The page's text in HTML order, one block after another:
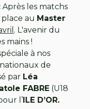
Après les matchs
au Master
. L'avenir du
mains !
à nos
de
par Léa
FABRE (U18
l’ILE D’OR.
:Nous agirons en
et laPolice de
notre
du site.
prévues
maintenue. Nous
du 1 !